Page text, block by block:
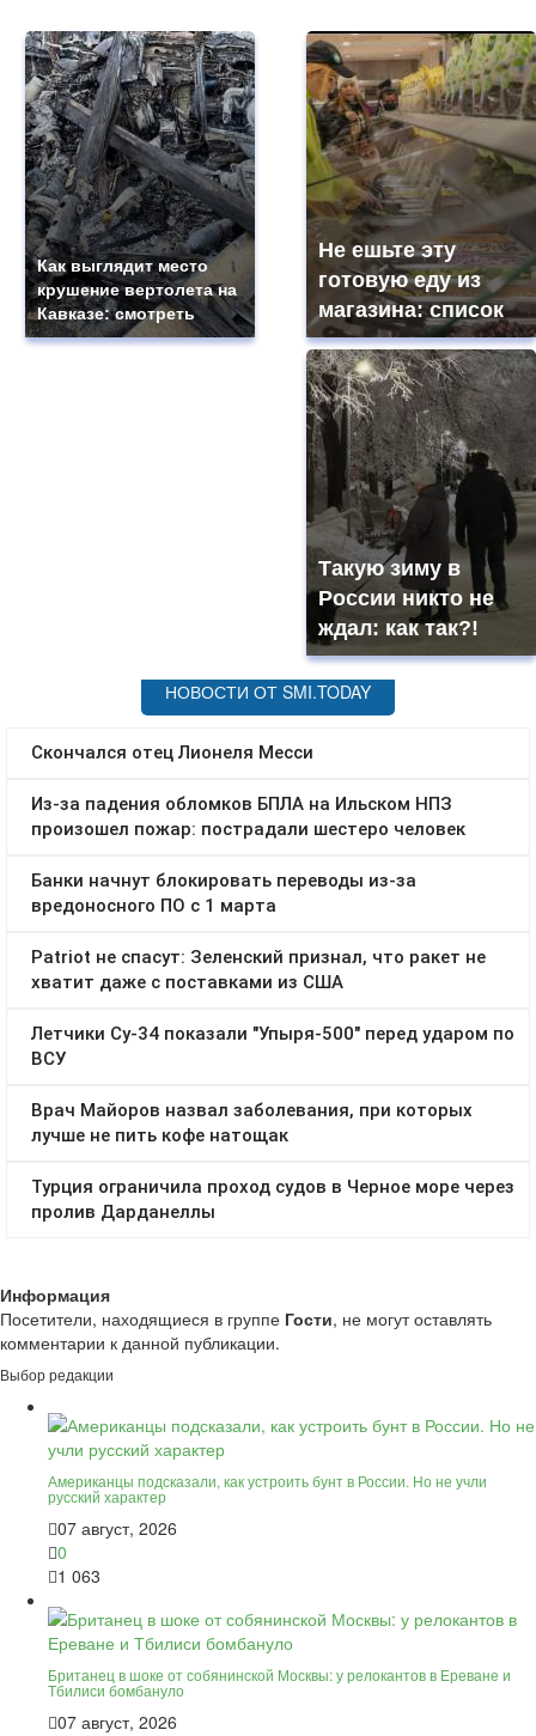
Как выглядит место
крушение вертолета на
Кавказе: смотреть
Не ешьте эту
готовую еду из
магазина: список
Такую зиму в
России никто не
ждал: как так?!
Информация
Посетители, находящиеся в группе Гости, не могут оставлять
комментарии к данной публикации.
Выбор редакции
Американцы подсказали, как устроить бунт в России. Но не учли
русский характер
07 август, 2026
0
1 063
Британец в шоке от собянинской Москвы: у релокантов в Ереване и
Тбилиси бомбануло
07 август, 2026